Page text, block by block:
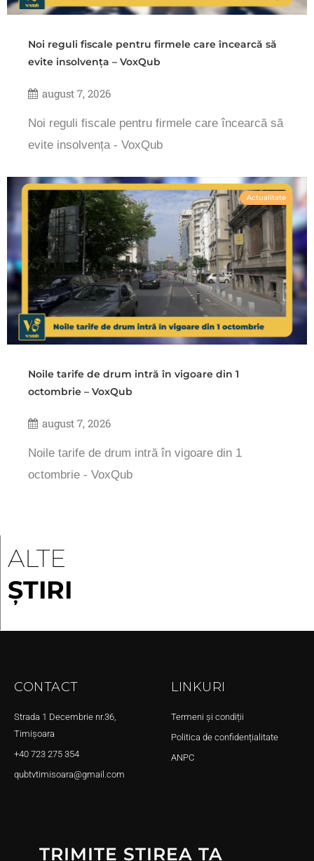
Noi reguli fiscale pentru firmele care încearcă să
evite insolvența – VoxQub
august 7, 2026
Noi reguli fiscale pentru firmele care încearcă să
evite insolvența - VoxQub
Actualitate
Noile tarife de drum intră în vigoare din 1
octombrie – VoxQub
august 7, 2026
Noile tarife de drum intră în vigoare din 1
octombrie - VoxQub
ALTE
ȘTIRI
CONTACT
Strada 1 Decembrie nr.36,
Timișoara
+40 723 275 354
qubtvtimisoara@gmail.com
LINKURI
Termeni și condiții
Politica de confidențialitate
ANPC
TRIMITE ȘTIREA TA